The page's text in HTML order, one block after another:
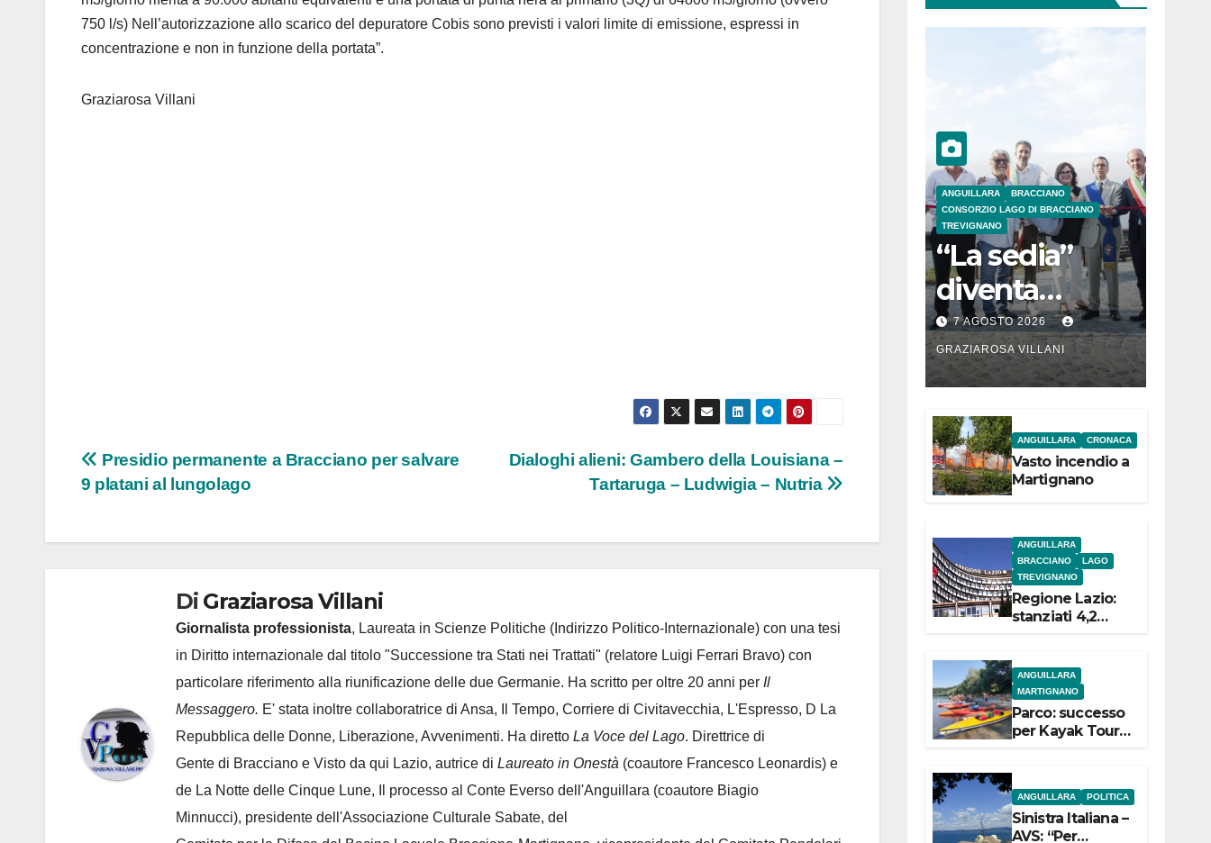
750 l/s) Nell’autorizzazione allo scarico del depuratore Cobis sono previsti i valori limite di emissione, espressi in
concentrazione e non in funzione della portata”.
Graziarosa Villani
Navigazione
articoli
Dialoghi alieni: Gambero della Louisiana –
Tartaruga – Ludwigia – Nutria
Presidio permanente a Bracciano per salvare
9 platani al lungolago
Di Graziarosa Villani
Giornalista professionista, Laureata in Scienze Politiche (Indirizzo Politico-Internazionale) con una tesi
in Diritto internazionale dal titolo "Successione tra Stati nei Trattati" (relatore Luigi Ferrari Bravo) con
particolare riferimento alla riunificazione delle due Germanie. Ha scritto per oltre 20 anni per Il
Messaggero. E' stata inoltre collaboratrice di Ansa, Il Tempo, Corriere di Civitavecchia, L'Espresso, D La
Repubblica delle Donne, Liberazione, Avvenimenti. Ha diretto La Voce del Lago. Direttrice di
Gente di Bracciano e Visto da qui Lazio, autrice di Laureato in Onestà (coautore Francesco Leonardis) e
de La Notte delle Cinque Lune, Il processo al Conte Everso dell'Anguillara (coautore Biagio
Minnucci), presidente dell'Associazione Culturale Sabate, del
ANGUILLARA
BRACCIANO
CONSORZIO LAGO DI BRACCIANO
TREVIGNANO
“La sedia”
diventa
Belvedere sul
lago di
Bracciano: ieri
l’inaugurazion
e
7 AGOSTO 2026
GRAZIAROSA VILLANI
ANGUILLARA CRONACA
Vasto incendio a
Martignano
ANGUILLARA
BRACCIANO
LAGO
TREVIGNANO
Regione Lazio:
stanziati 4,2
dell’Etruria
Meridionale
ANGUILLARA
MARTIGNANO
Parco: successo
per Kayak Tour a
ANGUILLARA POLITICA
Sinistra Italiana –
AVS: “Per